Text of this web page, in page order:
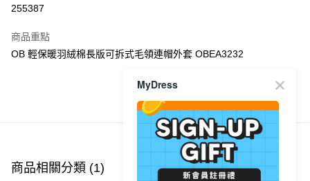
PayMe
每筆HK$40.00，滿HK$350.00或以上免運費
付款後順豐站及營業點
255387
商品重點
OB 輕保暖羽絨棉長版可拆式毛領連帽外套 OBEA3232
商品推薦
商品相關分類 (1)
MyDress